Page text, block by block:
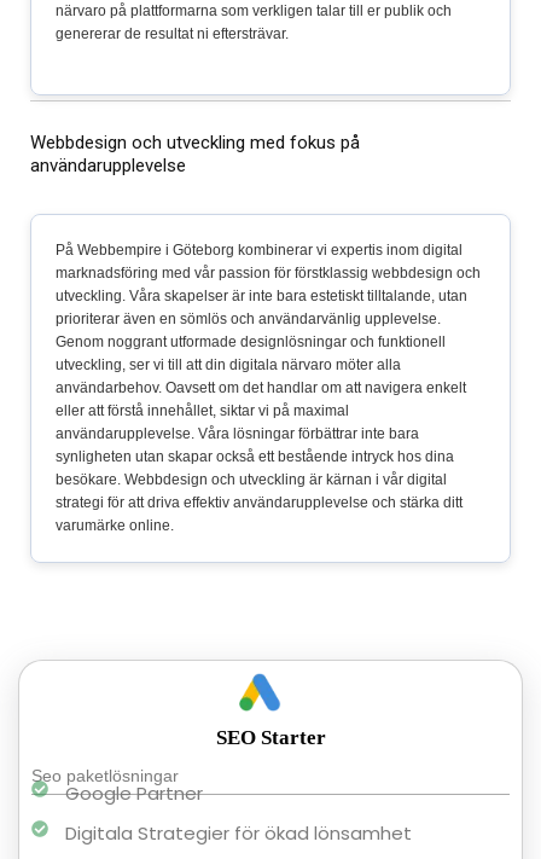
närvaro på plattformarna som verkligen talar till er publik och
genererar de resultat ni eftersträvar.
Webbdesign och utveckling med fokus på
användarupplevelse
På Webbempire i Göteborg kombinerar vi expertis inom digital
marknadsföring med vår passion för förstklassig webbdesign och
utveckling. Våra skapelser är inte bara estetiskt tilltalande, utan
prioriterar även en sömlös och användarvänlig upplevelse.
Genom noggrant utformade designlösningar och funktionell
utveckling, ser vi till att din digitala närvaro möter alla
användarbehov. Oavsett om det handlar om att navigera enkelt
eller att förstå innehållet, siktar vi på maximal
användarupplevelse. Våra lösningar förbättrar inte bara
synligheten utan skapar också ett bestående intryck hos dina
besökare. Webbdesign och utveckling är kärnan i vår digital
strategi för att driva effektiv användarupplevelse och stärka ditt
varumärke online.
SEO Starter
Seo paketlösningar
Google Partner
Digitala Strategier för ökad lönsamhet